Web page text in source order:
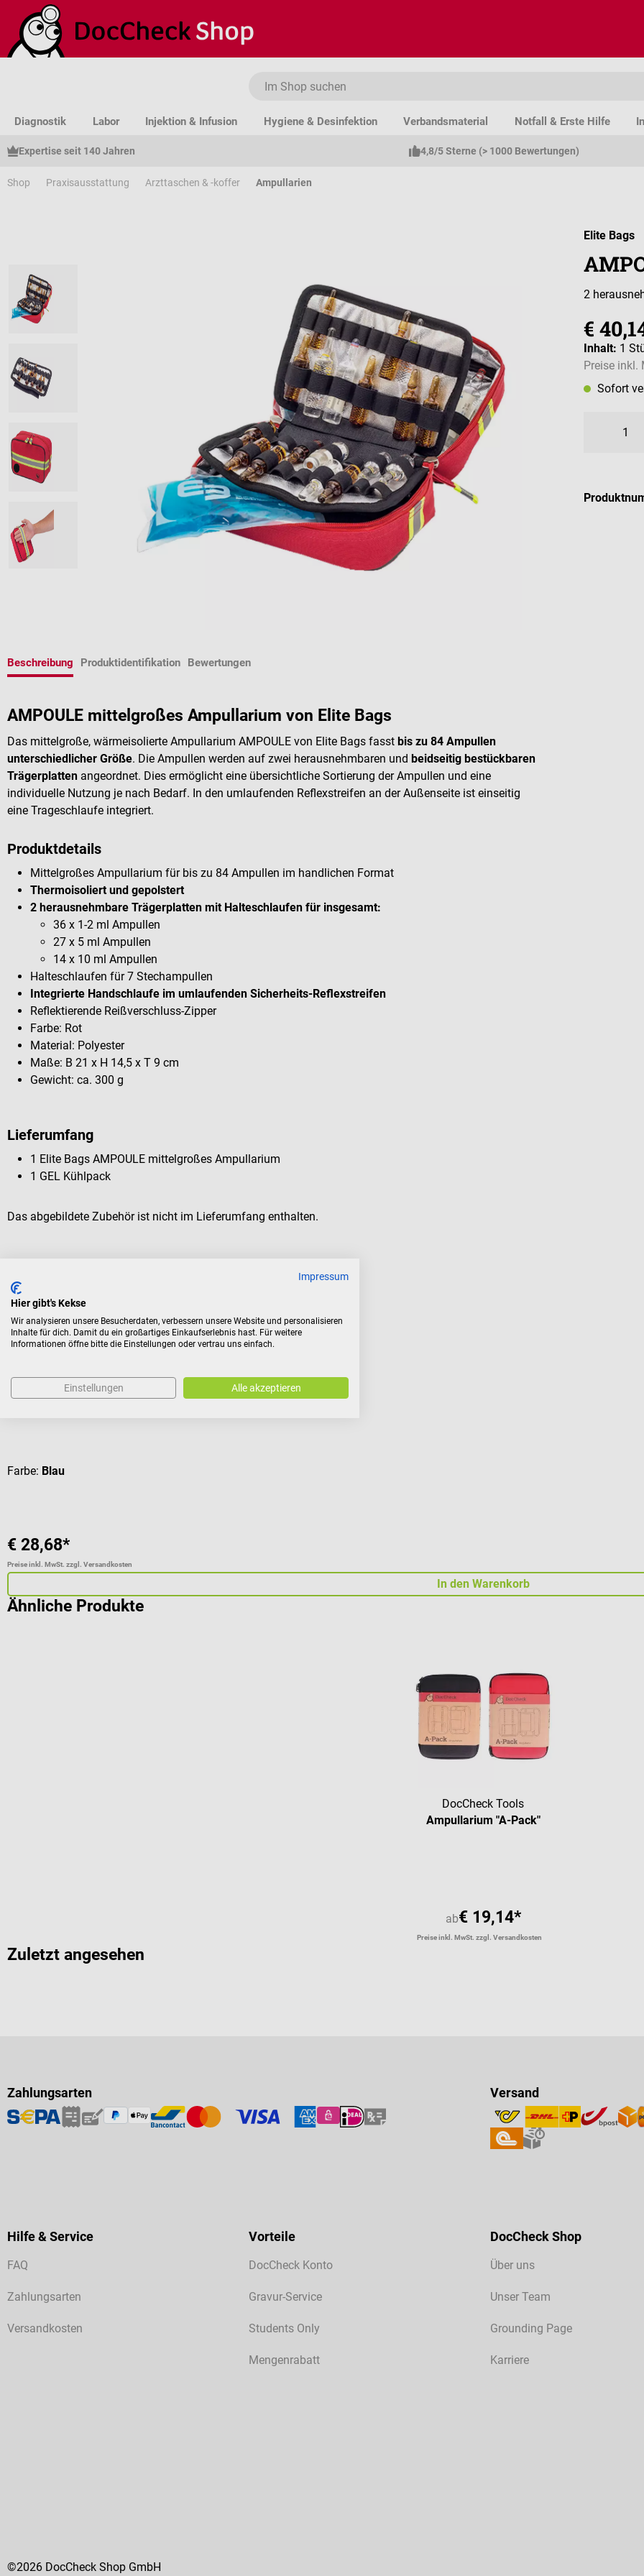
Hauptinhalt springen
Zur Suche springen
Zur Hauptnavigation springen
Diagnostik Labor Injektion & Infusion Hygiene & Desinfektion Verbandsmaterial Notfall & Erste Hilfe
Expertise seit 140 Jahren 4,8/5 Sterne (> 1000 Bewertungen)
Shop Praxisausstattung Arzttaschen & -koffer Ampullarien
Elite Bags
2
€
Inhalt: 1
Preise inkl.
Sofort
Beschreibung Produktidentifikation Bewertungen
AMPOULE mittelgroßes Ampullarium von Elite Bags
Das mittelgroße, wärmeisolierte Ampullarium AMPOULE von Elite Bags fasst bis zu 84 Ampullen
unterschiedlicher Größe. Die Ampullen werden auf zwei herausnehmbaren und beidseitig bestückbaren
Trägerplatten angeordnet. Dies ermöglicht eine übersichtliche Sortierung der Ampullen und eine
individuelle Nutzung je nach Bedarf. In den umlaufenden Reflexstreifen an der Außenseite ist einseitig
eine Trageschlaufe integriert.
Produktdetails
Mittelgroßes Ampullarium für bis zu 84 Ampullen im handlichen Format
Thermoisoliert und gepolstert
2 herausnehmbare Trägerplatten mit Halteschlaufen für insgesamt:
36 x 1-2 ml Ampullen
27 x 5 ml Ampullen
14 x 10 ml Ampullen
Halteschlaufen für 7 Stechampullen
Integrierte Handschlaufe im umlaufenden Sicherheits-Reflexstreifen
Reflektierende Reißverschluss-Zipper
Farbe: Rot
Material: Polyester
Maße: B 21 x H 14,5 x T 9 cm
Gewicht: ca. 300 g
Lieferumfang
1 Elite Bags AMPOULE mittelgroßes Ampullarium
1 GEL Kühlpack
Das abgebildete Zubehör ist nicht im Lieferumfang enthalten.
Kunden kauften auch
Pulox
Zur Messung der Sauerstoffsättigung und Pulsrate
Farbe: Blau
€ 28,68*
Preise inkl. MwSt. zzgl. Versandkosten
In den Warenkorb
Ähnliche Produkte
DocCheck Tools
Ampullarium "A-Pack"
ab€ 19,14*
Preise inkl. MwSt. zzgl. Versandkosten
Zuletzt angesehen
Zahlungsarten Versand
Hilfe & Service
FAQ
Zahlungsarten
Versandkosten
Vorteile
DocCheck Konto
Gravur-Service
Students Only
Mengenrabatt
DocCheck Shop
Über uns
Unser Team
Grounding Page
Karriere
©2026 DocCheck Shop GmbH
Impressum
Hier gibt's Kekse
Wir analysieren unsere Besucherdaten, verbessern unsere Website und personalisieren
Inhalte für dich. Damit du ein großartiges Einkaufserlebnis hast. Für weitere
Informationen öffne bitte die Einstellungen oder vertrau uns einfach.
Einstellungen Alle akzeptieren